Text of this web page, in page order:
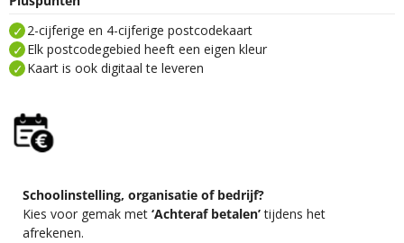
2-cijferige en 4-cijferige postcodekaart
Elk postcodegebied heeft een eigen kleur
Kaart is ook digitaal te leveren
Schoolinstelling, organisatie of bedrijf?
Kies voor gemak met ‘Achteraf betalen’tijdens het
afrekenen.